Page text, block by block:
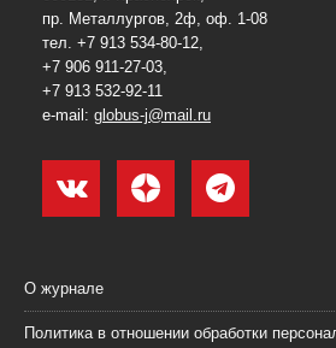
пр. Металлургов, 2ф, оф. 1-08
тел. +7 913 534-80-12,
+7 906 911-27-03,
+7 913 532-92-11
e-mail: globus-j@mail.ru
О журнале
Политика в отношении обработки